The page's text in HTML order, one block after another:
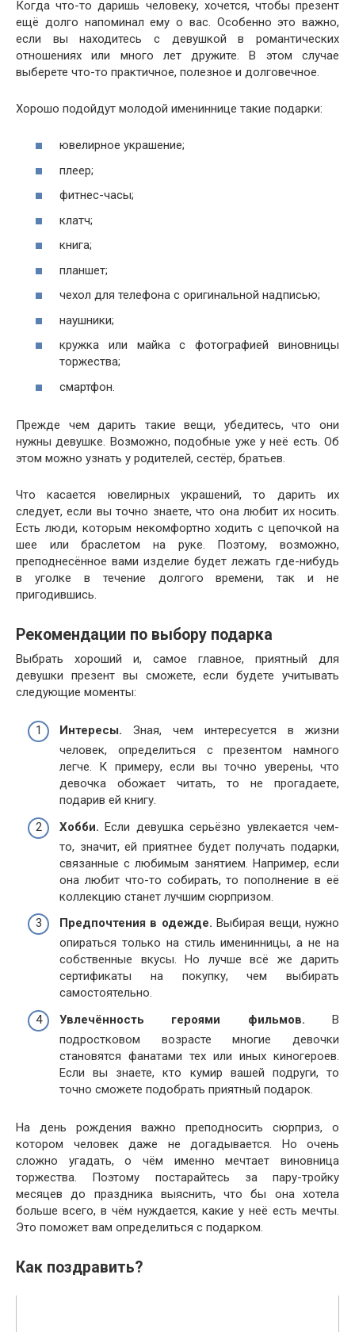
Когда что-то даришь человеку, хочется, чтобы презент
ещё долго напоминал ему о вас. Особенно это важно,
если вы находитесь с девушкой в романтических
отношениях или много лет дружите. В этом случае
выберете что-то практичное, полезное и долговечное.
Хорошо подойдут молодой имениннице такие подарки:
ювелирное украшение;
плеер;
фитнес-часы;
клатч;
книга;
планшет;
чехол для телефона с оригинальной надписью;
наушники;
кружка или майка с фотографией виновницы
торжества;
смартфон.
Прежде чем дарить такие вещи, убедитесь, что они
нужны девушке. Возможно, подобные уже у неё есть. Об
этом можно узнать у родителей, сестёр, братьев.
Что касается ювелирных украшений, то дарить их
следует, если вы точно знаете, что она любит их носить.
Есть люди, которым некомфортно ходить с цепочкой на
шее или браслетом на руке. Поэтому, возможно,
преподнесённое вами изделие будет лежать где-нибудь
в уголке в течение долгого времени, так и не
пригодившись.
Рекомендации по выбору подарка
Выбрать хороший и, самое главное, приятный для
девушки презент вы сможете, если будете учитывать
следующие моменты:
Интересы. Зная, чем интересуется в жизни
человек, определиться с презентом намного
легче. К примеру, если вы точно уверены, что
девочка обожает читать, то не прогадаете,
подарив ей книгу.
Хобби. Если девушка серьёзно увлекается чем-
то, значит, ей приятнее будет получать подарки,
связанные с любимым занятием. Например, если
она любит что-то собирать, то пополнение в её
коллекцию станет лучшим сюрпризом.
Предпочтения в одежде. Выбирая вещи, нужно
опираться только на стиль именинницы, а не на
собственные вкусы. Но лучше всё же дарить
сертификаты на покупку, чем выбирать
самостоятельно.
Увлечённость героями фильмов. В
подростковом возрасте многие девочки
становятся фанатами тех или иных киногероев.
Если вы знаете, кто кумир вашей подруги, то
точно сможете подобрать приятный подарок.
На день рождения важно преподносить сюрприз, о
котором человек даже не догадывается. Но очень
сложно угадать, о чём именно мечтает виновница
торжества. Поэтому постарайтесь за пару-тройку
месяцев до праздника выяснить, что бы она хотела
больше всего, в чём нуждается, какие у неё есть мечты.
Это поможет вам определиться с подарком.
Как поздравить?